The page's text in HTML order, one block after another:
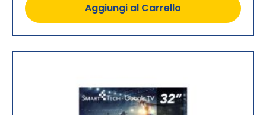
Aggiungi al Carrello